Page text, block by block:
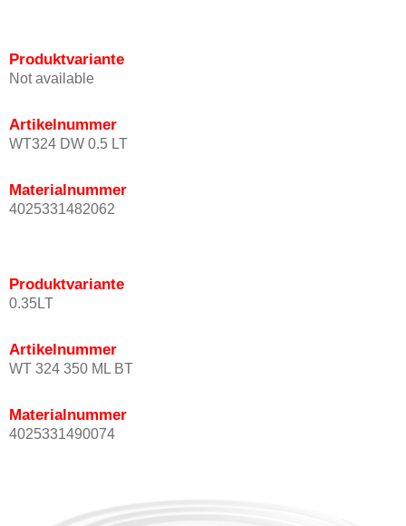
Produktvariante
Not available
Artikelnummer
WT324 DW 0.5 LT
Materialnummer
4025331482062
Produktvariante
0.35LT
Artikelnummer
WT 324 350 ML BT
Materialnummer
4025331490074